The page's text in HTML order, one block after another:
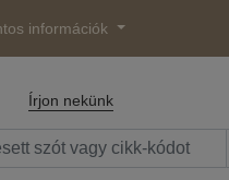
információk
Írjon nekünk